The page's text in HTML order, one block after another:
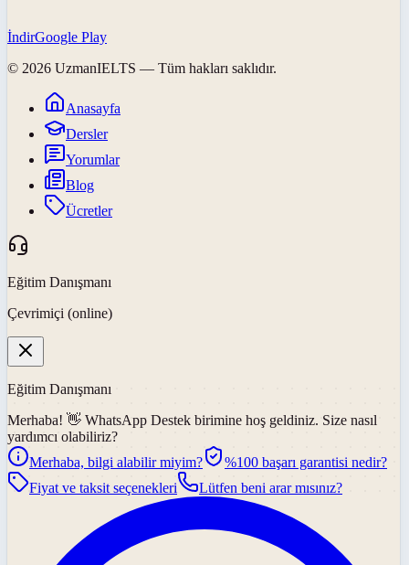
İndirGoogle Play
© 2026 UzmanIELTS — Tüm hakları saklıdır.
Anasayfa
Dersler
Yorumlar
Blog
Ücretler
Eğitim Danışmanı
Çevrimiçi (online)
Eğitim Danışmanı
Merhaba! 👋 WhatsApp Destek birimine hoş geldiniz. Size nasıl
yardımcı olabiliriz?
Merhaba, bilgi alabilir miyim?
%100 başarı garantisi nedir?
Fiyat ve taksit seçenekleri
Lütfen beni arar mısınız?